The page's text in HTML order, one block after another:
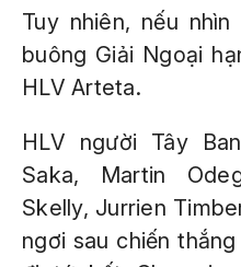
Tuy nhiên, nếu
buông Giải Ngoại
HLV Arteta.
HLV người Tây
Saka, Martin
Skelly, Jurrien
ngơi sau chiến